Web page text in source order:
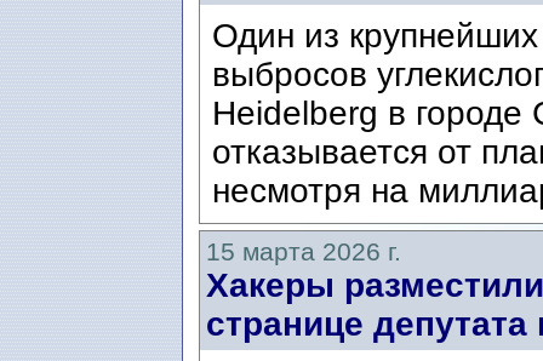
Один из
выбросов
Heidelberg в городе
отказывается от
несмотря на
15 марта 2026 г.
Хакеры
странице